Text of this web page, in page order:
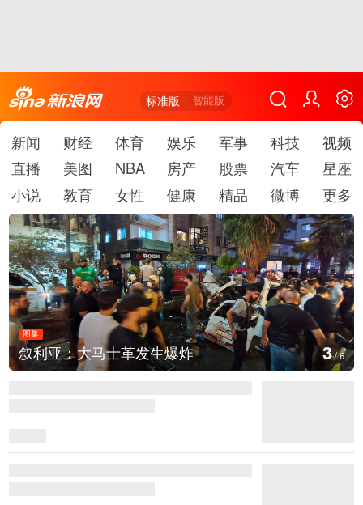
标准版 智能版
新闻 财经 体育 娱乐 军事 科技
视频
直播
美图 NBA 房产 股票 汽车
星座
小说
教育 女性 健康 精品 微博 更多
图集
云南弥勒：欢庆火把节 4/6